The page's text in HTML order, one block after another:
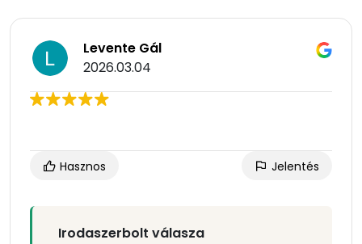
Levente Gál
2026.03.04
Hasznos Jelentés
Irodaszerbolt válasza